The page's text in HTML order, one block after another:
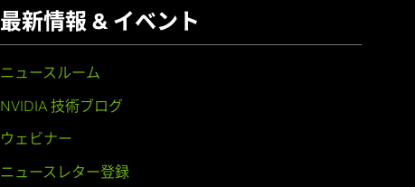
最新情報 & イベント
ニュースルーム
NVIDIA 技術ブログ
ウェビナー
ニュースレター登録